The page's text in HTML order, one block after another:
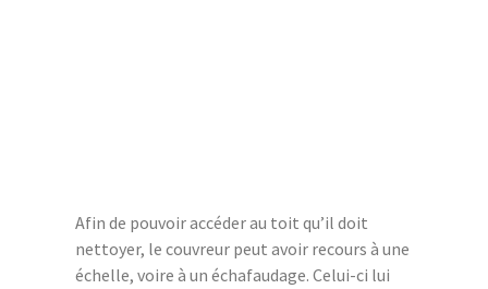
Afin de pouvoir accéder au toit qu’il doit
nettoyer, le couvreur peut avoir recours à une
échelle, voire à un échafaudage. Celui-ci lui